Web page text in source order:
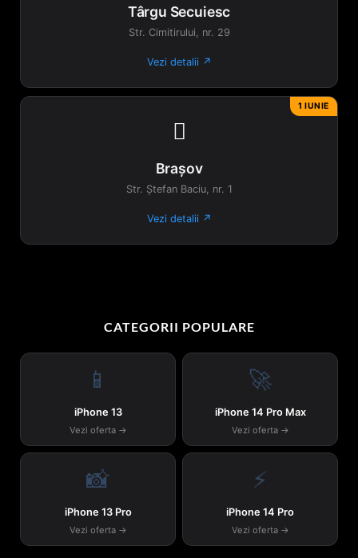
Târgu Secuiesc
Str. Cimitirului, nr. 29
Vezi detalii ↗
1 IUNIE

Brașov
Str. Ștefan Baciu, nr. 1
Vezi detalii ↗
CATEGORII POPULARE
📱
iPhone 13
Vezi oferta →
🚀
iPhone 14 Pro Max
Vezi oferta →
📸
iPhone 13 Pro
Vezi oferta →
⚡
iPhone 14 Pro
Vezi oferta →